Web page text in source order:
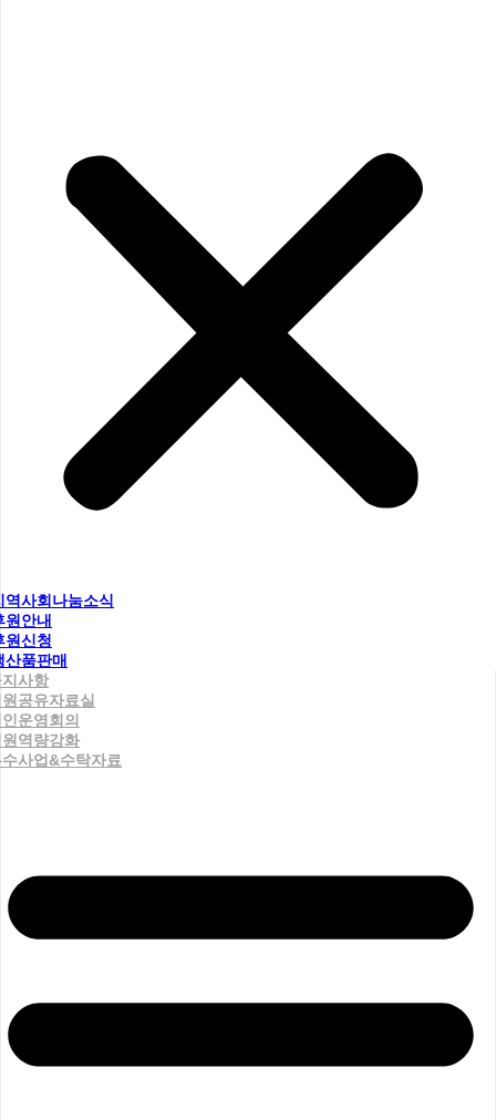
역사회나눔소식
원안내
원신청
산품판매
사항
공유자료실
운영회의
역량강화
사업&수탁자료